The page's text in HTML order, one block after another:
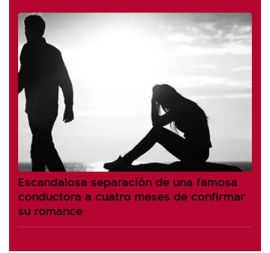
Escandalosa separación de una famosa
conductora a cuatro meses de confirmar
su romance